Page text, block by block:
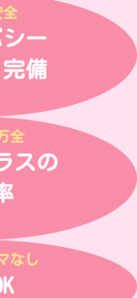
全
ー
備
全
スの
なし